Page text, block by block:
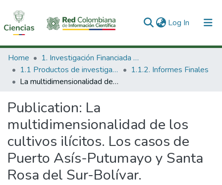
Log In (current)
Communities & Collections
All of DSpace
Home
1. Investigación Financiada con Recursos Públicos
1.1 Productos de investigación
1.1.2. Informes Finales
La multidimensionalidad de los cultivos ilícitos. Los casos de Puerto Asís-Putumayo y Santa Rosa del Sur-Bolívar.
Publication: La
multidimensionalidad de los
cultivos ilícitos. Los casos de
Puerto Asís-Putumayo y Santa
Rosa del Sur-Bolívar.